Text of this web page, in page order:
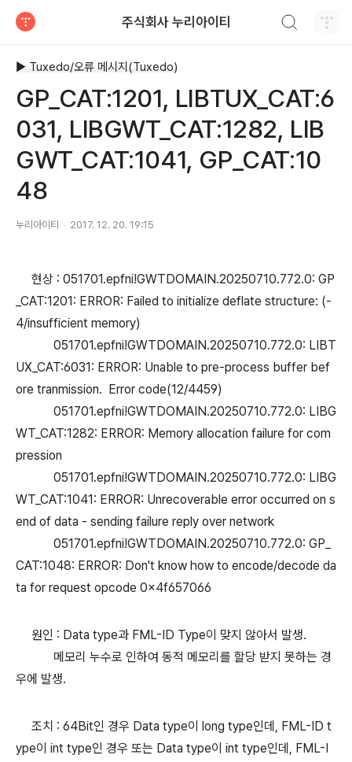
주식회사 누리아이티
▶ Tuxedo/오류 메시지(Tuxedo)
GP_CAT:1201, LIBTUX_CAT:6
031, LIBGWT_CAT:1282, LIB
GWT_CAT:1041, GP_CAT:10
48
누리아이티 2017. 12. 20. 19:15
현상 : 051701.epfni!GWTDOMAIN.20250710.772.0: GP
_CAT:1201: ERROR: Failed to initialize deflate structure: (-
4/insufficient memory)
051701.epfni!GWTDOMAIN.20250710.772.0: LIBT
UX_CAT:6031: ERROR: Unable to pre-process buffer bef
ore tranmission. Error code(12/4459)
051701.epfni!GWTDOMAIN.20250710.772.0: LIBG
WT_CAT:1282: ERROR: Memory allocation failure for com
pression
051701.epfni!GWTDOMAIN.20250710.772.0: LIBG
WT_CAT:1041: ERROR: Unrecoverable error occurred on s
end of data - sending failure reply over network
051701.epfni!GWTDOMAIN.20250710.772.0: GP_
CAT:1048: ERROR: Don't know how to encode/decode da
ta for request opcode 0x4f657066
원인 : Data type과 FML-ID Type이 맞지 않아서 발생.
메모리 누수로 인하여 동적 메모리를 할당 받지 못하는 경
우에 발생.
조치 : 64Bit인 경우 Data type이 long type인데, FML-ID t
ype이 int type인 경우 또는 Data type이 int type인데, FML-I